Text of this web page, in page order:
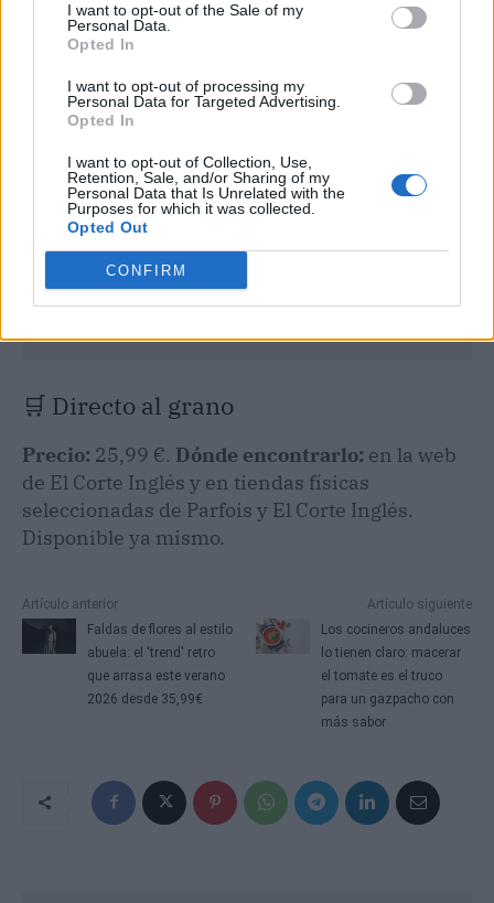
I want to opt-out of the Sale of my
Personal Data.
Opted In
I want to opt-out of processing my
Personal Data for Targeted Advertising.
Opted In
I want to opt-out of Collection, Use,
Retention, Sale, and/or Sharing of my
Personal Data that Is Unrelated with the
Purposes for which it was collected.
Opted Out
CONFIRM
🛒 Directo al grano
Precio: 25,99 €. Dónde encontrarlo: en la web
de El Corte Inglés y en tiendas físicas
seleccionadas de Parfois y El Corte Inglés.
Disponible ya mismo.
Artículo anterior
Faldas de flores al estilo
abuela: el 'trend' retro
que arrasa este verano
2026 desde 35,99€
Artículo siguiente
Los cocineros andaluces
lo tienen claro: macerar
el tomate es el truco
para un gazpacho con
más sabor